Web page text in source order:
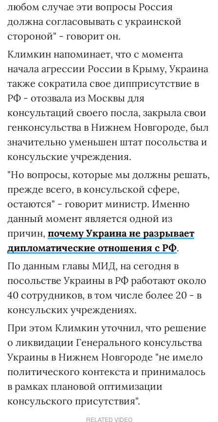
любом случае эти вопросы Россия
должна согласовывать с украинской
стороной" - говорит он.
Климкин напоминает, что с момента
начала агрессии России в Крыму, Украина
также сократила свое дипприсутствие в
РФ - отозвала из Москвы для
консультаций своего посла, закрыла свои
генконсульства в Нижнем Новгороде, был
значительно уменьшен штат посольства и
консульские учреждения.
"Но вопросы, которые мы должны решать,
прежде всего, в консульской сфере,
остаются" - говорит министр. Именно
данный момент является одной из
причин, почему Украина не разрывает
дипломатические отношения с РФ.
По данным главы МИД, на сегодня в
посольстве Украины в РФ работают около
40 сотрудников, в том числе более 20 - в
консульских учреждениях.
При этом Климкин уточнил, что решение
о ликвидации Генерального консульства
Украины в Нижнем Новгороде "не имело
политического контекста и принималось
в рамках плановой оптимизации
консульского присутствия".
RELATED VIDEO